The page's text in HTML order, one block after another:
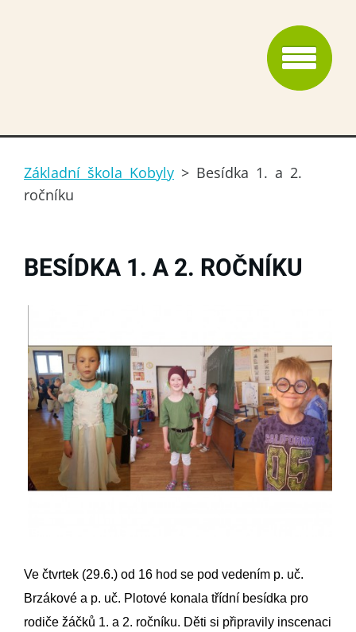
Základní škola Kobyly > Besídka 1. a 2.
ročníku
BESÍDKA 1. A 2. ROČNÍKU
Ve čtvrtek (29.6.) od 16 hod se pod vedením p. uč.
Brzákové a p. uč. Plotové konala třídní besídka pro
rodiče žáčků 1. a 2. ročníku. Děti si připravily inscenaci